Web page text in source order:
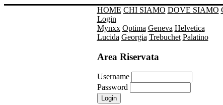
HOME CHI SIAMO DOVE SIAMO
Login
Mynxx Optima Geneva Helvetica
Lucida Georgia Trebuchet Palatino
Area Riservata
Username
Password